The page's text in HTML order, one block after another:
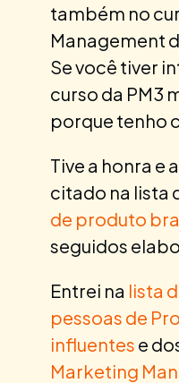
também no
Management
Se você tiver
curso da PM3
porque tenho
Tive a honra e
citado na lista
de produto
seguidos
Entrei na lista
pessoas de
influentes e
Marketing